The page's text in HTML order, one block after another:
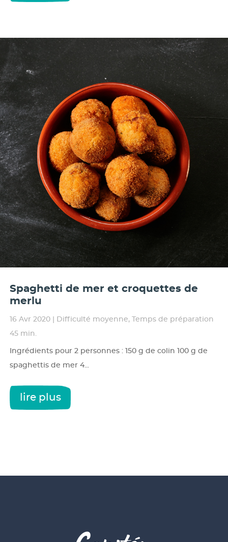
Spaghetti de mer et croquettes de
merlu
16 Avr 2020 Difficulté moyenne,
Temps de préparation
45 min.
Ingrédients pour 2 personnes : 150 g de colin 100 g de
spaghettis de mer 4...
lire plus